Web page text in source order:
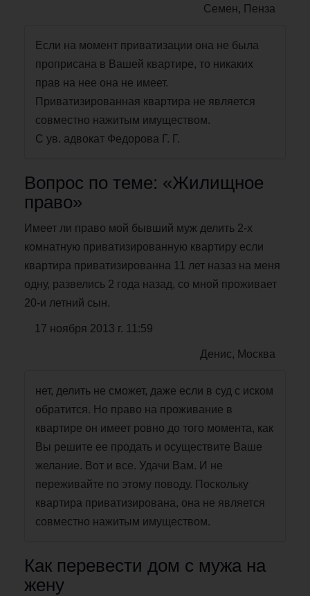
Семен, Пенза
Если на момент приватизации она не была
проприсана в Вашей квартире, то никаких
прав на нее она не имеет.
Приватизированная квартира не является
совместно нажитым имуществом.
С ув. адвокат Федорова Г. Г.
Вопрос по теме: «Жилищное
право»
Имеет ли право мой бывший муж делить 2-х
комнатную приватизированную квартиру если
квартира приватизированна 11 лет назаз на меня
одну, развелись 2 года назад, со мной проживает
20-и летний сын.
17 ноября 2013 г. 11:59
Денис, Москва
нет, делить не сможет, даже если в суд с иском
обратится. Но право на проживание в
квартире он имеет ровно до того момента, как
Вы решите ее продать и осуществите Ваше
желание. Вот и все. Удачи Вам. И не
переживайте по этому поводу. Поскольку
квартира приватизирована, она не является
совместно нажитым имуществом.
Как перевести дом с мужа на
жену